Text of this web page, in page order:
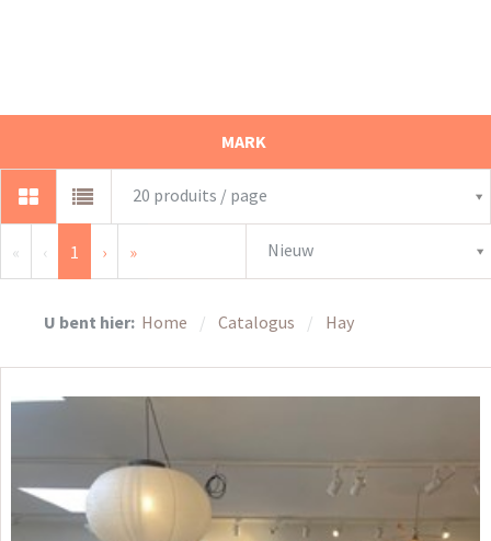
MARK
20 produits / page
« ‹ 1 › » Nieuw
U bent hier: Home Catalogus Hay